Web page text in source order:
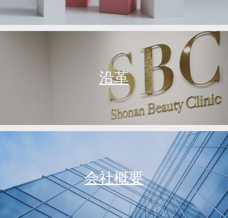
沿革
会社概要